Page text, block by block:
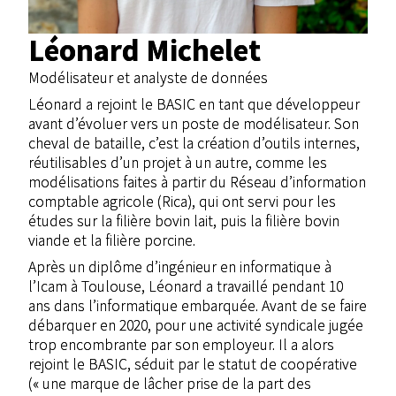
Léonard Michelet
Modélisateur et analyste de données
Léonard a rejoint le BASIC en tant que développeur
avant d’évoluer vers un poste de modélisateur. Son
cheval de bataille, c’est la création d’outils internes,
réutilisables d’un projet à un autre, comme les
modélisations faites à partir du Réseau d’information
comptable agricole (Rica), qui ont servi pour les
études sur la filière bovin lait, puis la filière bovin
viande et la filière porcine.
Après un diplôme d’ingénieur en informatique à
l’Icam à Toulouse, Léonard a travaillé pendant 10
ans dans l’informatique embarquée. Avant de se faire
débarquer en 2020, pour une activité syndicale jugée
trop encombrante par son employeur. Il a alors
rejoint le BASIC, séduit par le statut de coopérative
(« une marque de lâcher prise de la part des